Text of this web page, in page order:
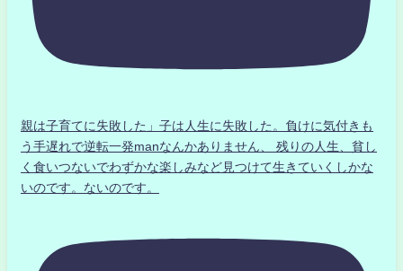
親は子育てに失敗した」子は人生に失敗した。負けに気付きも
う手遅れで逆転一発manなんかありません、 残りの人生、貧し
く食いつないでわずかな楽しみなど見つけて生きていくしかな
いのです。ないのです。